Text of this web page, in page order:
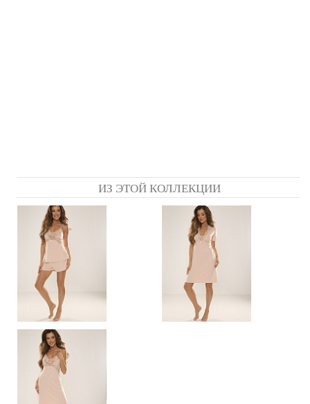
ИЗ ЭТОЙ КОЛЛЕКЦИИ